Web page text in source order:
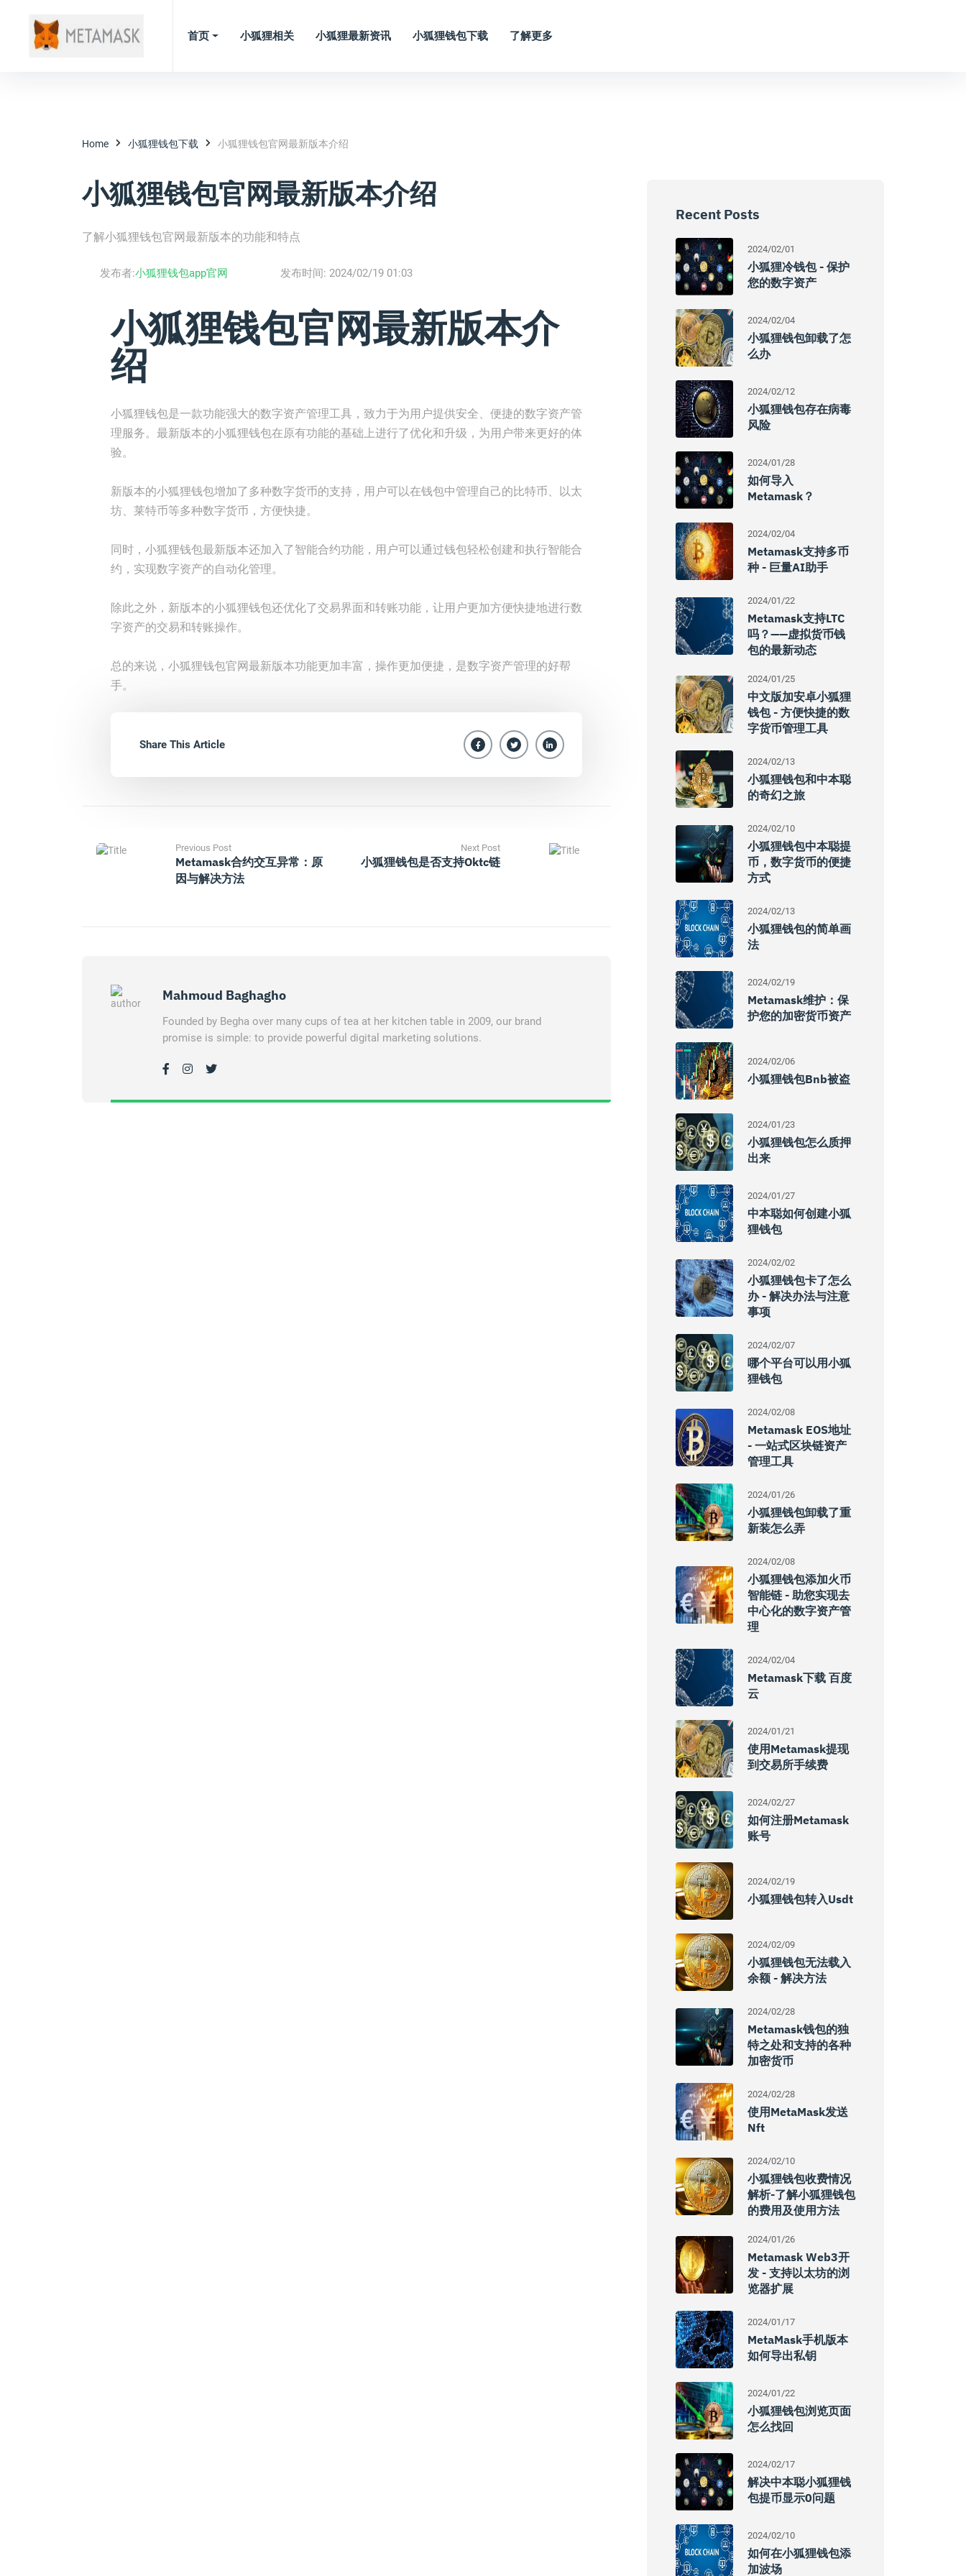
首页 小狐狸相关 小狐狸最新资讯 小狐狸钱包下载 了解更多
Home 小狐狸钱包下载 小狐狸钱包官网最新版本介绍
小狐狸钱包官网最新版本介绍
了解小狐狸钱包官网最新版本的功能和特点
发布者:小狐狸钱包app官网 发布时间: 2024/02/19 01:03
小狐狸钱包官网最新版本介
绍
小狐狸钱包是一款功能强大的数字资产管理工具，致力于为用户提供安全、便捷的数字资产管
理服务。最新版本的小狐狸钱包在原有功能的基础上进行了优化和升级，为用户带来更好的体
验。
新版本的小狐狸钱包增加了多种数字货币的支持，用户可以在钱包中管理自己的比特币、以太
坊、莱特币等多种数字货币，方便快捷。
同时，小狐狸钱包最新版本还加入了智能合约功能，用户可以通过钱包轻松创建和执行智能合
约，实现数字资产的自动化管理。
除此之外，新版本的小狐狸钱包还优化了交易界面和转账功能，让用户更加方便快捷地进行数
字资产的交易和转账操作。
总的来说，小狐狸钱包官网最新版本功能更加丰富，操作更加便捷，是数字资产管理的好帮
手。
Share This Article
Previous Post
Metamask合约交互异常：原
因与解决方法
Next Post
小狐狸钱包是否支持oktc链
Mahmoud Baghagho
Founded by Begha over many cups of tea at her kitchen table in 2009, our brand
promise is simple: to provide powerful digital marketing solutions.
Recent Posts
2024/02/01
小狐狸冷钱包 - 保护
您的数字资产
2024/02/04
小狐狸钱包卸载了怎
么办
2024/02/12
小狐狸钱包存在病毒
风险
2024/01/28
如何导入
Metamask？
2024/02/04
Metamask支持多币
种 - 巨量AI助手
2024/01/22
Metamask支持LTC
吗？——虚拟货币钱
包的最新动态
2024/01/25
中文版加安卓小狐狸
钱包 - 方便快捷的数
字货币管理工具
2024/02/13
小狐狸钱包和中本聪
的奇幻之旅
2024/02/10
小狐狸钱包中本聪提
币，数字货币的便捷
方式
2024/02/13
小狐狸钱包的简单画
法
2024/02/19
Metamask维护：保
护您的加密货币资产
2024/02/06
小狐狸钱包bnb被盗
2024/01/23
小狐狸钱包怎么质押
出来
2024/01/27
中本聪如何创建小狐
狸钱包
2024/02/02
小狐狸钱包卡了怎么
办 - 解决办法与注意
事项
2024/02/07
哪个平台可以用小狐
狸钱包
2024/02/08
Metamask EOS地址
- 一站式区块链资产
管理工具
2024/01/26
小狐狸钱包卸载了重
新装怎么弄
2024/02/08
小狐狸钱包添加火币
智能链 - 助您实现去
中心化的数字资产管
理
2024/02/04
Metamask下载 百度
云
2024/01/21
使用Metamask提现
到交易所手续费
2024/02/27
如何注册Metamask
账号
2024/02/19
小狐狸钱包转入usdt
2024/02/09
小狐狸钱包无法载入
余额 - 解决方法
2024/02/28
Metamask钱包的独
特之处和支持的各种
加密货币
2024/02/28
使用MetaMask发送
Nft
2024/02/10
小狐狸钱包收费情况
解析-了解小狐狸钱包
的费用及使用方法
2024/01/26
Metamask Web3开
发 - 支持以太坊的浏
览器扩展
2024/01/17
MetaMask手机版本
如何导出私钥
2024/01/22
小狐狸钱包浏览页面
怎么找回
2024/02/17
解决中本聪小狐狸钱
包提币显示0问题
2024/02/10
如何在小狐狸钱包添
加波场